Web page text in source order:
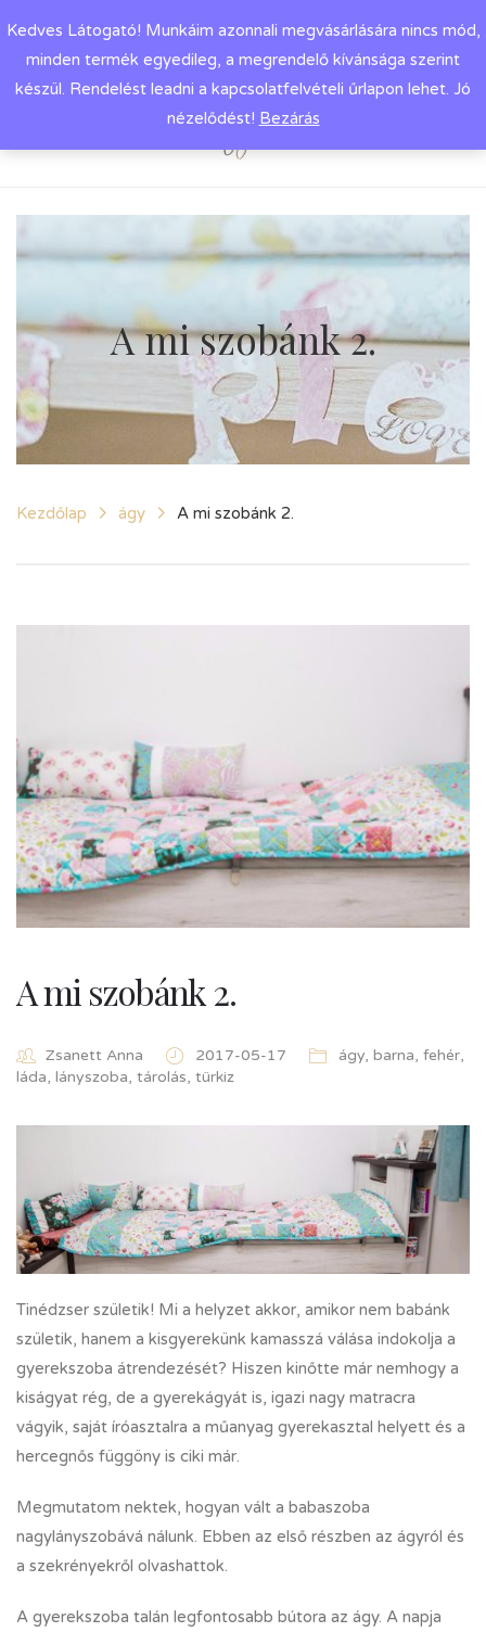
Kedves Látogató! Munkáim azonnali megvásárlására nincs mód,
minden termék egyedileg, a megrendelő kívánsága szerint
készül. Rendelést leadni a kapcsolatfelvételi űrlapon lehet. Jó
nézelődést! Bezárás
A mi szobánk 2.
Kezdőlap ágy A mi szobánk 2.
A mi szobánk 2.
Zsanett Anna 2017-05-17 ágy, barna, fehér,
láda, lányszoba, tárolás, türkiz
Tinédzser születik! Mi a helyzet akkor, amikor nem babánk
születik, hanem a kisgyerekünk kamasszá válása indokolja a
gyerekszoba átrendezését? Hiszen kinőtte már nemhogy a
kiságyat rég, de a gyerekágyát is, igazi nagy matracra
vágyik, saját íróasztalra a műanyag gyerekasztal helyett és a
hercegnős függöny is ciki már.
Megmutatom nektek, hogyan vált a babaszoba
nagylányszobává nálunk. Ebben az első részben az ágyról és
a szekrényekről olvashattok.
A gyerekszoba talán legfontosabb bútora az ágy. A napja